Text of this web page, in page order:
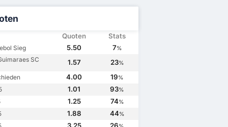
Quoten Stats
Sieg 5.50 7%
SC
1.57 23%
4.00 19%
1.01 93%
1.25 74%
1.88 44%